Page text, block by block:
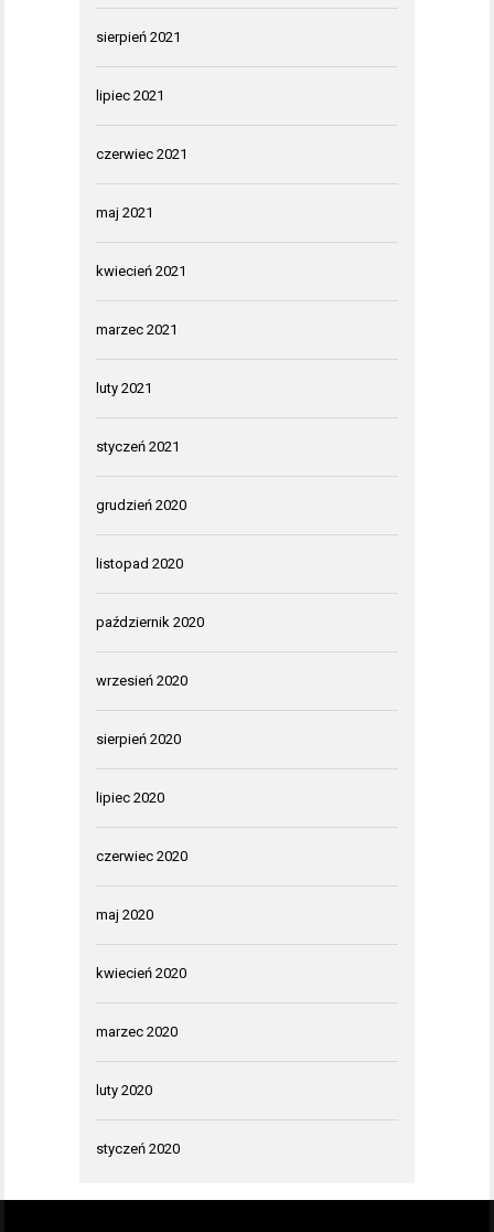
sierpień 2021
lipiec 2021
czerwiec 2021
maj 2021
kwiecień 2021
marzec 2021
luty 2021
styczeń 2021
grudzień 2020
listopad 2020
październik 2020
wrzesień 2020
sierpień 2020
lipiec 2020
czerwiec 2020
maj 2020
kwiecień 2020
marzec 2020
luty 2020
styczeń 2020